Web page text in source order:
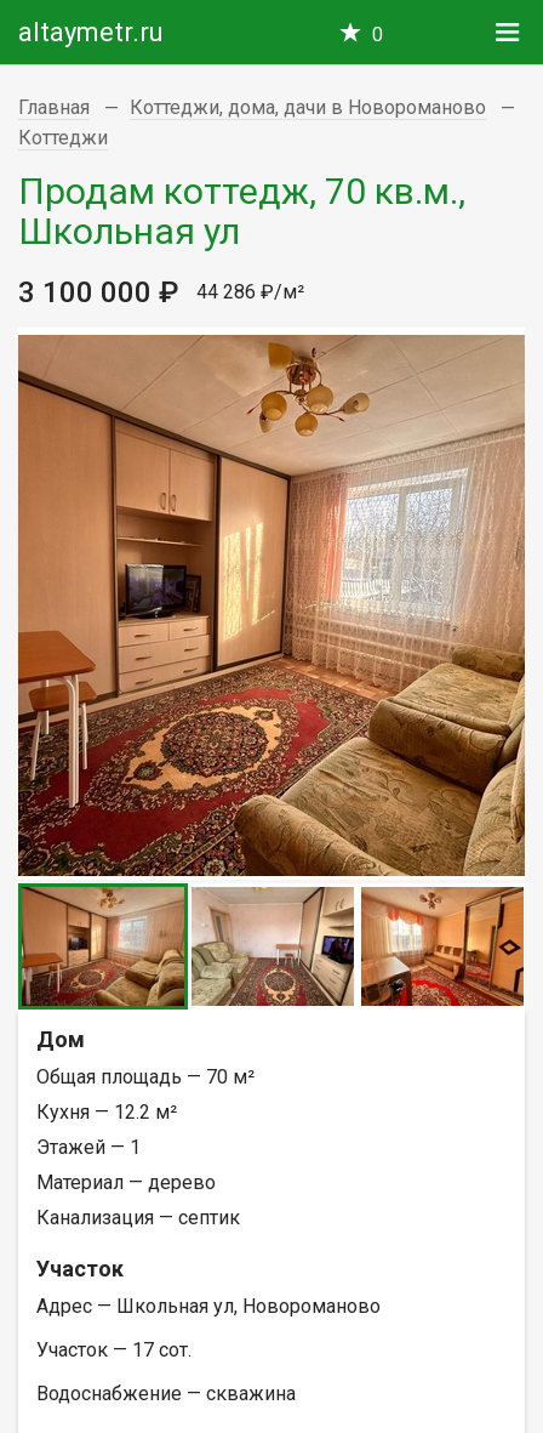
altaymetr.ru 0
Главная
Коттеджи, дома, дачи в Новороманово
Коттеджи
Продам коттедж, 70 кв.м.,
Школьная ул
3 100 000 ₽ 44 286 ₽/м²
Дом
Общая площадь — 70 м²
Кухня — 12.2 м²
Этажей — 1
Материал — дерево
Канализация — септик
Участок
Адрес — Школьная ул, Новороманово
Участок — 17 сот.
Водоснабжение — скважина